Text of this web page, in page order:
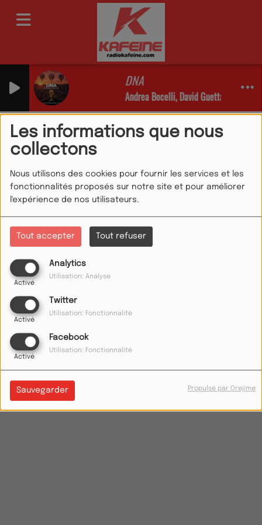
Les informations que nous
collectons
Nous utilisons des cookies pour fournir les services et les
fonctionnalités proposés sur notre site et pour améliorer
l'expérience de nos utilisateurs.
Tout accepter Tout refuser
Analytics
Activé
Utilisation: Analyse
Twitter
Activé
Utilisation: Fonctionnalité
Facebook
Activé
Utilisation: Fonctionnalité
Sauvegarder Propulsé par Orejime
DNA
Andrea Bocelli, David Guetta, EJAE,
Qui sommes nous ?
QUI SOMMES NOUS ?